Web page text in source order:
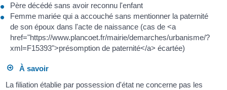
Père décédé sans avoir reconnu l'enfant
Femme mariée qui a accouché sans mentionner la paternité
de son époux dans l'acte de naissance (cas de <a
href="https://www.plancoet.fr/mairie/demarches/urbanisme/?
xml=F15393">présomption de paternité</a> écartée)
À savoir
La filiation établie par possession d'état ne concerne pas les